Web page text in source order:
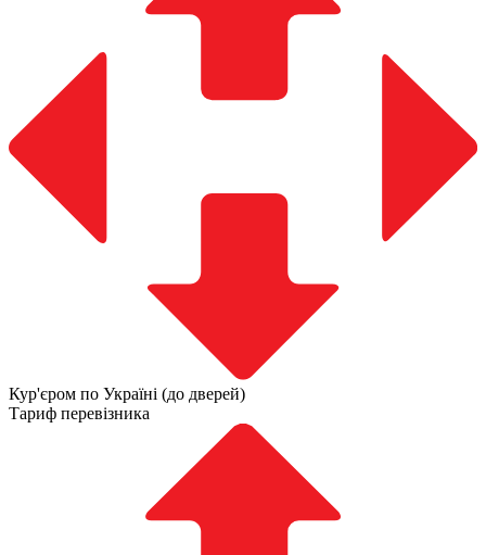
Кур'єром по Україні (до дверей)
Тариф перевізника